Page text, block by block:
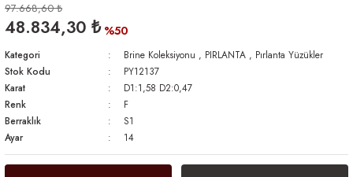
97.668,60 ₺
48.834,30 ₺ %50
Kategori Brine Koleksiyonu , PIRLANTA , Pırlanta Yüzükler
Stok Kodu
PY12137
Karat
D1:1,58 D2:0,47
Renk
F
Berraklık
S1
Ayar
14